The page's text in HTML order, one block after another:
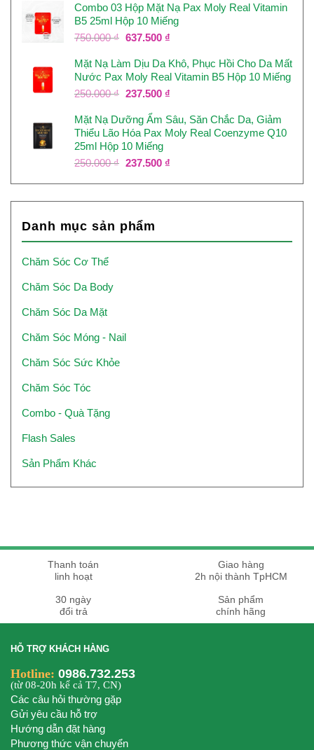
là:
350.000 ₫.
tại
là:
210.000 ₫.
Combo 03 Hộp Mặt Nạ Pax Moly Real Vitamin
B5 25ml Hộp 10 Miếng
750.000₫ Giá
là:
750.000 ₫.
637.500 ₫Giá
tại
là:
637.500 ₫.
Mặt Nạ Làm Dịu Da Khô, Phục Hồi Cho Da Mất
Nước Pax Moly Real Vitamin B5 Hộp 10 Miếng
250.000₫ Giá
là:
250.000 ₫.
237.500 ₫Giá
tại
là:
Mặt Nạ Dưỡng Ẩm Sâu, Săn Chắc Da, Giảm
Thiểu Lão Hóa Pax Moly Real Coenzyme Q10
25ml Hộp 10 Miếng
250.000₫ Giá
250.000 ₫.
237.500 ₫Giá
là:
Danh mục sản phẩm
Chăm Sóc Cơ Thể
Chăm Sóc Da Body
Chăm Sóc Da Mặt
Chăm Sóc Móng - Nail
Chăm Sóc Sức Khỏe
Chăm Sóc Tóc
Combo - Quà Tặng
Flash Sales
Sản Phẩm Khác
Thanh toán
linh hoạt
Giao hàng
2h nội thành TpHCM
30 ngày
đổi trả
Sản phẩm
chính hãng
HỖ TRỢ KHÁCH HÀNG
Hotline: 0986.732.253
(từ 08-20h kể cả T7, CN)
Các câu hỏi thường gặp
Gửi yêu cầu hỗ trợ
Hướng dẫn đặt hàng
Phương thức vận chuyển